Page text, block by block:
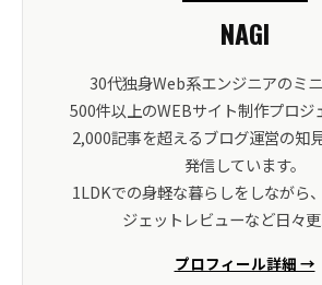
NAGI
30代独身Web系エンジニアのミニ
500件以上のWEBサイト制作プロジ
2,000記事を超えるブログ運営の知
発信しています。
1LDKでの身軽な暮らしをしながら
ジェットレビューなど日々更
プロフィール詳細 →